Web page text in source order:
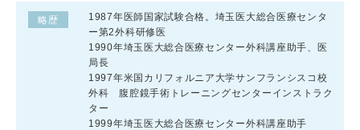
略歴
1987年医師国家試験合格。埼玉医大総合医療センタ
ー第2外科研修医
1990年埼玉医大総合医療センター外科講座助手、医
局長
1997年米国カリフォルニア大学サンフランシスコ校
外科 腹腔鏡手術トレーニングセンターインストラク
ター
1999年埼玉医大総合医療センター外科講座助手